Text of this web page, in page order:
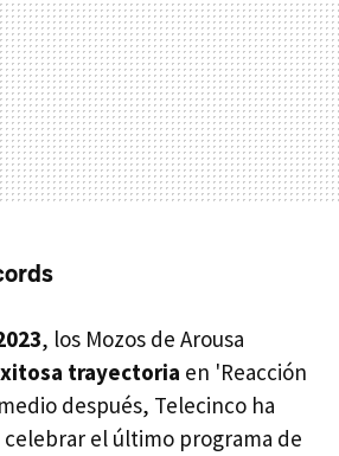
, los Mozos de Arousa
trayectoria en 'Reacción
después, Telecinco ha
el último programa de